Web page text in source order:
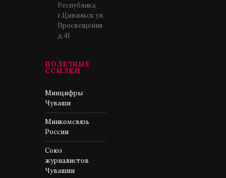
Республика,
г.Цивильск ул.
Просвещения
д.41
ПОЛЕЗНЫЕ
ССЫЛКИ
Минцифры
Чуваши
Минкомсвязь
России
Союз
журналистов
Чувашии